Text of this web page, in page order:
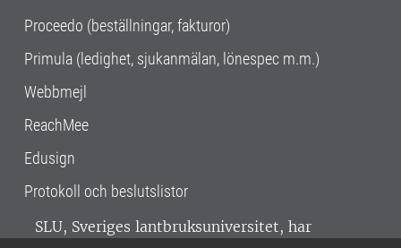
Proceedo (beställningar, fakturor)
Primula (ledighet, sjukanmälan, lönespec m.m.)
Webbmejl
ReachMee
Edusign
Protokoll och beslutslistor
SLU, Sveriges lantbruksuniversitet, har